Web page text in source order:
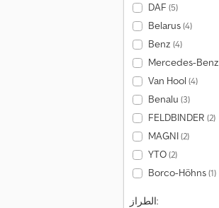
DAF (5)
Belarus(4)
Benz (4)
Mercedes-Benz
Van Hool (4)
Benalu (3)
FELDBINDER (2)
MAGNI(2)
YTO(2)
Borco-Höhns(1)
الطراز: